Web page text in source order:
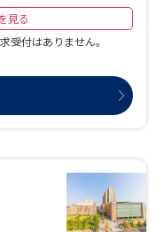
ール全国一斉進学調査
見る
受付はありません。